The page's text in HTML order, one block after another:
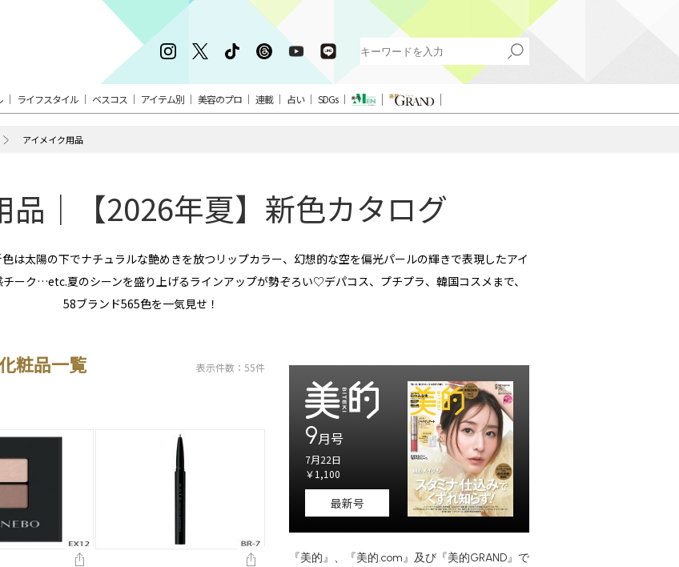
ライフスタイル ベスコス アイテム別 美容のプロ 連載 占い SDGs
アイメイク用品
品｜【2026年夏】新色カタログ
は太陽の下でナチュラルな艶めきを放つリップカラー、幻想的な空を偏光パールの輝きで表現したアイ
ーク…etc.夏のシーンを盛り上げるラインアップが勢ぞろい♡デパコス、プチプラ、韓国コスメまで、
58ブランド565色を一気見せ！
粧品一覧 表示件数：55件
9月号
7月22日
￥1,100
最新号
『美的』、『美的.com』及び『美的GRAND』で